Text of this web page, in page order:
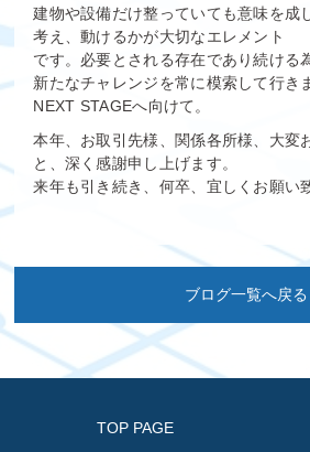
建物や設備だけ整っていても意味を成
考え、動けるかが大切なエレメント
です。必要とされる存在であり続ける
新たなチャレンジを常に模索して行き
NEXT STAGEへ向けて。
本年、お取引先様、関係各所様、大変
と、深く感謝申し上げます。
来年も引き続き、何卒、宜しくお願い
ブログ一覧へ戻る
TOP PAGE